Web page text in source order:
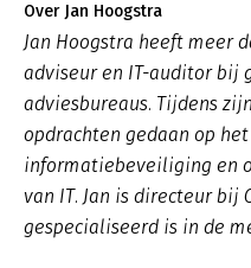
Over Jan Hoogstra
Jan Hoogstra heeft meer
adviseur en IT-auditor bij
adviesbureaus. Tijdens
opdrachten gedaan op
informatiebeveiliging en
van IT. Jan is directeur bij
gespecialiseerd is in de